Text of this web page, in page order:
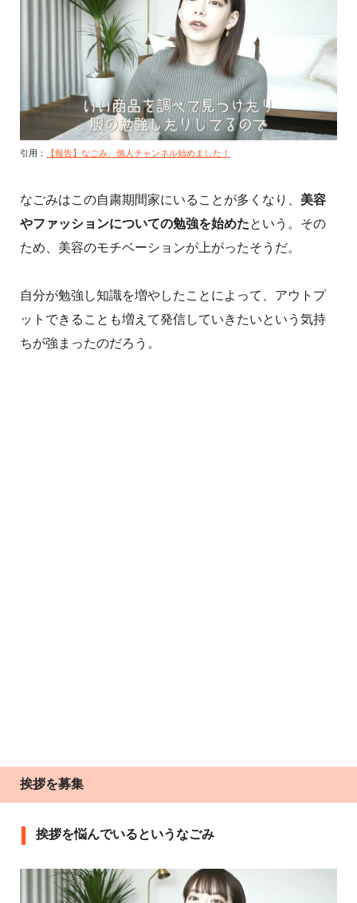
引用： 【報告】なごみ、個人チャンネル始めました！
なごみはこの自粛期間家にいることが多くなり、 美容
やファッションについての勉強を始めたという。その
ため、美容のモチベーションが上がったそうだ。
自分が勉強し知識を増やしたことによって、アウトプ
ットできることも増えて発信していきたいという気持
ちが強まったのだろう。
挨拶を募集
挨拶を悩んでいるというなごみ